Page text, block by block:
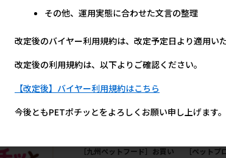
［九州ペットフード］お買い
［ペット
その他、運用実態に合わせた文言の整理
改定後のバイヤー利用規約は、改定予定日より適用いた
改定後の利用規約は、以下よりご確認ください。
【改定後】バイヤー利用規約はこちら
今後ともPETポチッとをよろしくお願い申し上げます。